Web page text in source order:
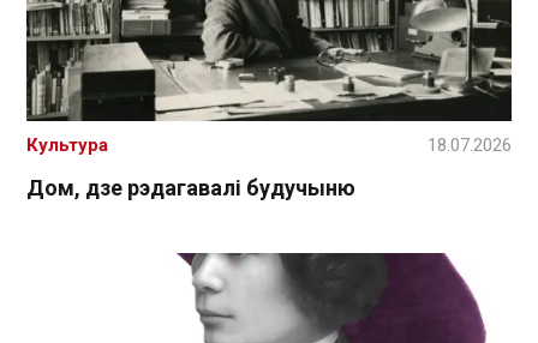
Дом, дзе рэдагавалі будучыню
Культура 18.07.2026